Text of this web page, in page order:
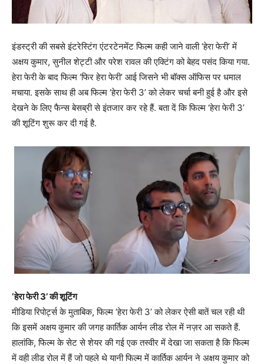
इंडस्ट्री की सबसे इंटरेस्टिंग एंटरटेनमेंट फिल्म कही जाने वाली ‘हेरा फेरी’ में
अक्षय कुमार, सुनील शेट्टी और परेश रावल की एक्टिंग को बेहद पसंद किया गया.
हेरा फेरी के बाद फिल्म ‘फिर हेरा फेरी’ आई जिसने भी बॉक्स ऑफिस पर धमाल
मचाया. इसके साथ ही अब फिल्म ‘हेरा फेरी 3’ को लेकर चर्चा बनी हुई है और इसे
देखने के लिए फैन्स बेसब्री से इंतजार कर रहे हैं. बता दें कि फिल्म ‘हेरा फेरी 3’
की शूटिंग शुरू कर दी गई है.
‘हेरा फेरी 3’ की शूटिंग
मीडिया रिपोर्ट्स के मुताबिक, फिल्म ‘हेरा फेरी 3’ को लेकर ऐसी बातें चल रही थी
कि इसमें अक्षय कुमार की जगह कार्तिक आर्यन लीड रोल में नज़र आ सकते हैं.
हालांकि, फिल्म के सेट से शेयर की गई एक तस्वीर में देखा जा सकता है कि फिल्म
में वही लीड रोल में हैं जो पहले थे यानी फिल्म में कार्तिक आर्यन ने अक्षय कुमार को